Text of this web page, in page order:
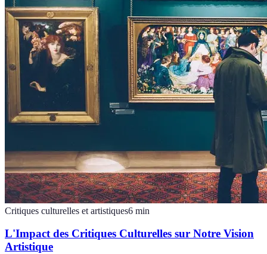
Critiques culturelles et artistiques6 min
L'Impact des Critiques Culturelles sur Notre Vision
Artistique